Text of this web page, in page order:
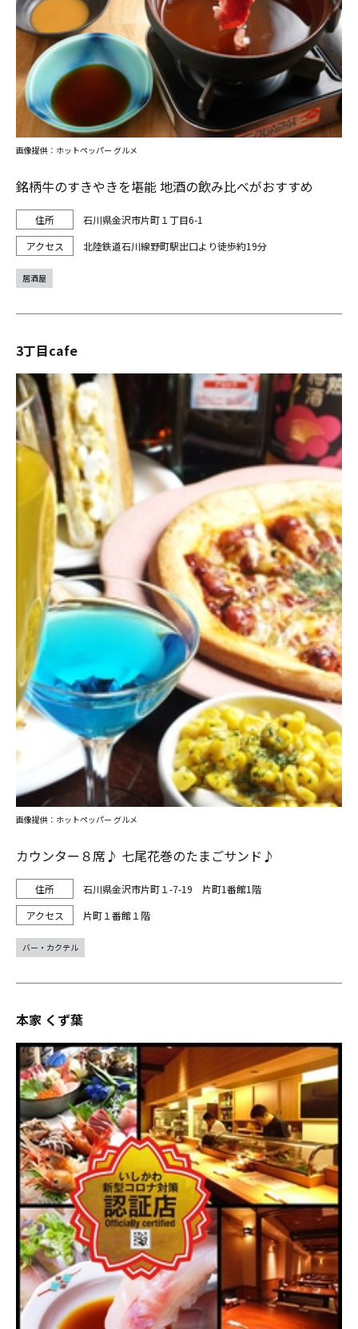
銘柄牛のすきやきを堪能 地酒の飲み比べがおすすめ
石川県金沢市片町１丁目6-1
北陸鉄道石川線野町駅出口より徒歩約19分
画像提供：ホットペッパー グルメ
居酒屋
3丁目cafe
カウンター８席♪ 七尾花巻のたまごサンド♪
石川県金沢市片町１-7-19 片町1番館1階
片町１番館１階
画像提供：ホットペッパー グルメ
バー・カクテル
本家 くず葉